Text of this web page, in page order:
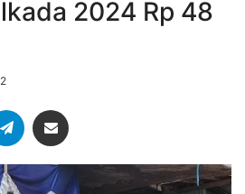
2024 Rp 48
Telegram